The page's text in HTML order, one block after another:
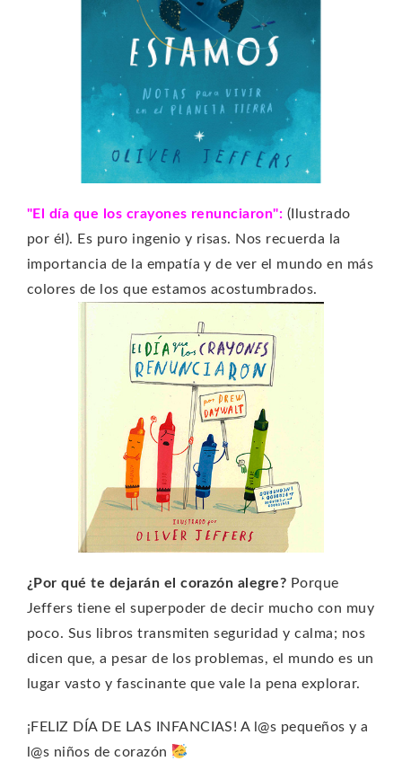
"El día que los crayones renunciaron": (Ilustrado
por él). Es puro ingenio y risas. Nos recuerda la
importancia de la empatía y de ver el mundo en más
colores de los que estamos acostumbrados.
¿Por qué te dejarán el corazón alegre? Porque
Jeffers tiene el superpoder de decir mucho con muy
poco. Sus libros transmiten seguridad y calma; nos
dicen que, a pesar de los problemas, el mundo es un
lugar vasto y fascinante que vale la pena explorar.
¡FELIZ DÍA DE LAS INFANCIAS! A l@s pequeños y a
l@s niños de corazón